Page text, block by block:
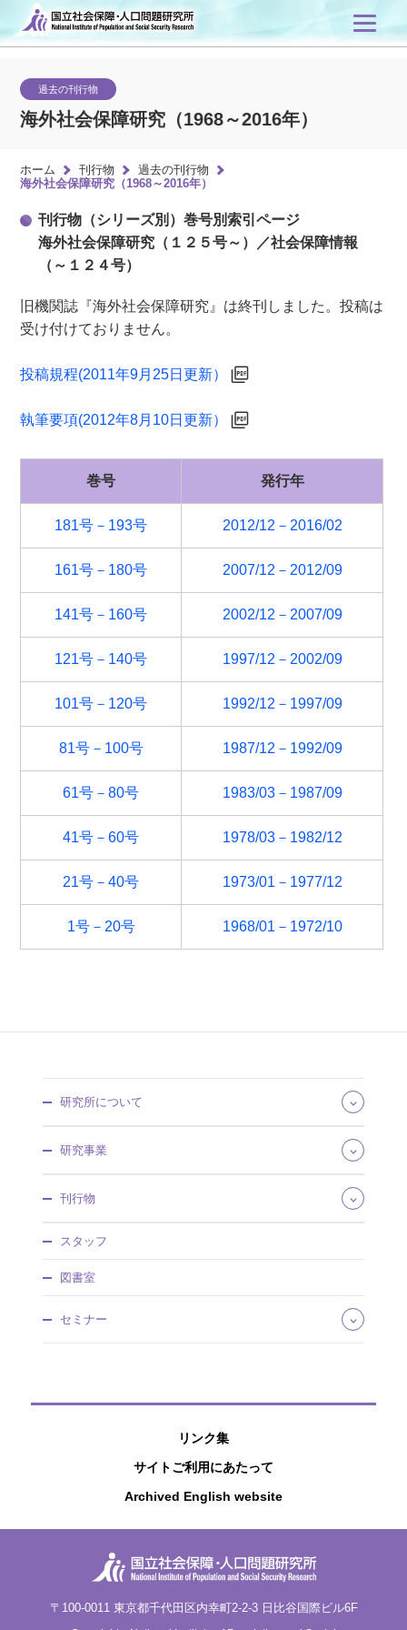
過去の刊行物
海外社会保障研究（1968～2016年）
ホーム 刊行物
過去の刊行物
海外社会保障研究（1968～2016年）
刊行物（シリーズ別）巻号別索引ページ
海外社会保障研究（１２５号～）／社会保障情報
（～１２４号）
旧機関誌『海外社会保障研究』は終刊しました。投稿は
受け付けておりません。
投稿規程(2011年9月25日更新）
執筆要項(2012年8月10日更新）
巻号 発行年
181号－193号 2012/12－2016/02
161号－180号 2007/12－2012/09
141号－160号 2002/12－2007/09
121号－140号 1997/12－2002/09
101号－120号 1992/12－1997/09
81号－100号 1987/12－1992/09
61号－80号 1983/03－1987/09
41号－60号 1978/03－1982/12
21号－40号 1973/01－1977/12
1号－20号 1968/01－1972/10
研究所について
組織・所掌
事業概要
沿革・歴史館
採用情報
調達情報
情報公開
社人研パンフレット
アクセスマップ
研究事業
将来推計人口・世帯数
社会保障費用統計
社会保障・人口問題基本調査
人口統計資料集
刊行物
社会保障研究
調査研究報告資料
人口問題研究資料
所内研究報告
過去の刊行物
スタッフ
図書室
セミナー
リンク集
サイトご利用にあたって
Archived English website
〒100-0011 東京都千代田区内幸町2-2-3 日比谷国際ビル6F